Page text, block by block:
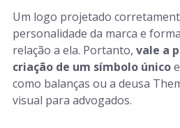
Um logo projetado
personalidade da marca e
relação a ela. Portanto, vale a
criação de um símbolo único
como balanças ou a deusa
visual para advogados.